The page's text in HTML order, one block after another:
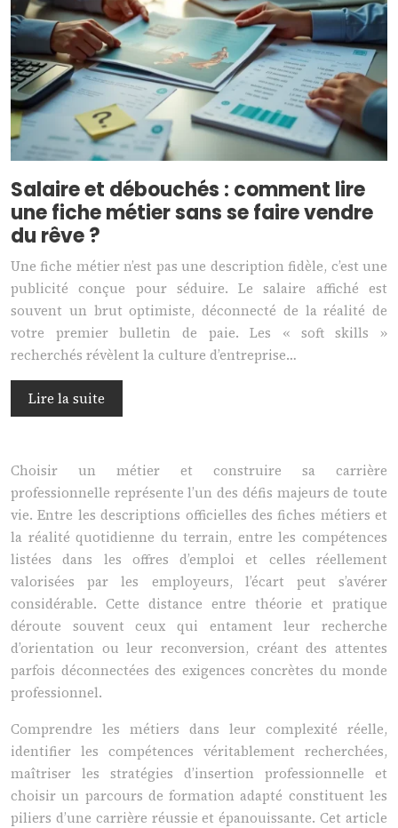
Salaire et débouchés : comment lire
une fiche métier sans se faire vendre
du rêve ?
Une fiche métier n’est pas une description fidèle, c’est une
publicité conçue pour séduire. Le salaire affiché est
souvent un brut optimiste, déconnecté de la réalité de
votre premier bulletin de paie. Les « soft skills »
recherchés révèlent la culture d’entreprise…
Lire la suite
Choisir un métier et construire sa carrière
professionnelle représente l’un des défis majeurs de toute
vie. Entre les descriptions officielles des fiches métiers et
la réalité quotidienne du terrain, entre les compétences
listées dans les offres d’emploi et celles réellement
valorisées par les employeurs, l’écart peut s’avérer
considérable. Cette distance entre théorie et pratique
déroute souvent ceux qui entament leur recherche
d’orientation ou leur reconversion, créant des attentes
parfois déconnectées des exigences concrètes du monde
professionnel.
Comprendre les métiers dans leur complexité réelle,
identifier les compétences véritablement recherchées,
maîtriser les stratégies d’insertion professionnelle et
choisir un parcours de formation adapté constituent les
piliers d’une carrière réussie et épanouissante. Cet article